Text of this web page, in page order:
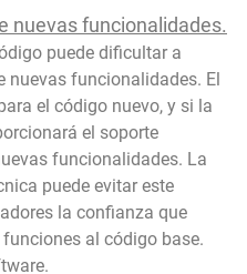
nuevas funcionalidades.
puede dificultar a
nuevas funcionalidades. El
el código nuevo, y si la
el soporte
funcionalidades. La
puede evitar este
la confianza que
al código base.